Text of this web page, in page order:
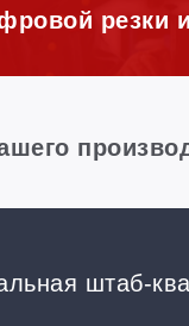
резки
штаб-